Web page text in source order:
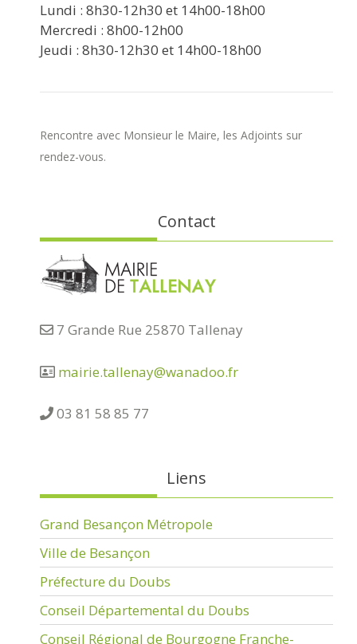
Lundi : 8h30-12h30 et 14h00-18h00
Mercredi : 8h00-12h00
Jeudi : 8h30-12h30 et 14h00-18h00
Rencontre avec Monsieur le Maire, les Adjoints sur
rendez-vous.
Contact
7 Grande Rue 25870 Tallenay
mairie.tallenay@wanadoo.fr
03 81 58 85 77
Liens
Grand Besançon Métropole
Ville de Besançon
Préfecture du Doubs
Conseil Départemental du Doubs
Conseil Régional de Bourgogne Franche-